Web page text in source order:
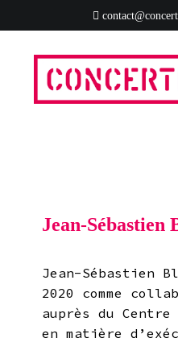
contenu
Jean-Sébastien
Jean-Sébastien
2020 comme
auprès du Centre
en matière